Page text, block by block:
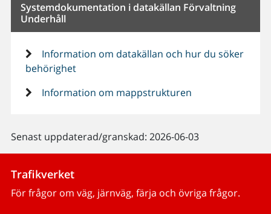
Systemdokumentation i datakällan Förvaltning
Underhåll
Information om datakällan och hur du söker
behörighet
Information om mappstrukturen
Senast uppdaterad/granskad: 2026-06-03
Trafikverket
För frågor om väg, järnväg, färja och övriga frågor.